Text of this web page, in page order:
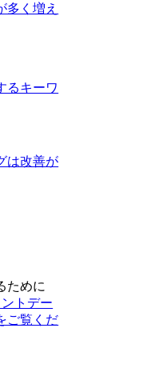
多く増え
るキーワ
は改善が
ために
トデー
ご覧くだ